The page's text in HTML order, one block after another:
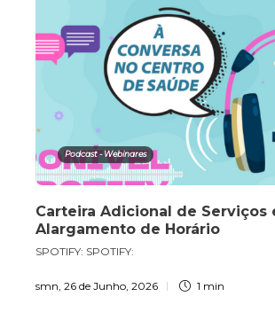
Podcast - Webinares
Carteira Adicional de Serviços
Alargamento de Horário
SPOTIFY: SPOTIFY:
smn, 26 de Junho, 2026 1 min